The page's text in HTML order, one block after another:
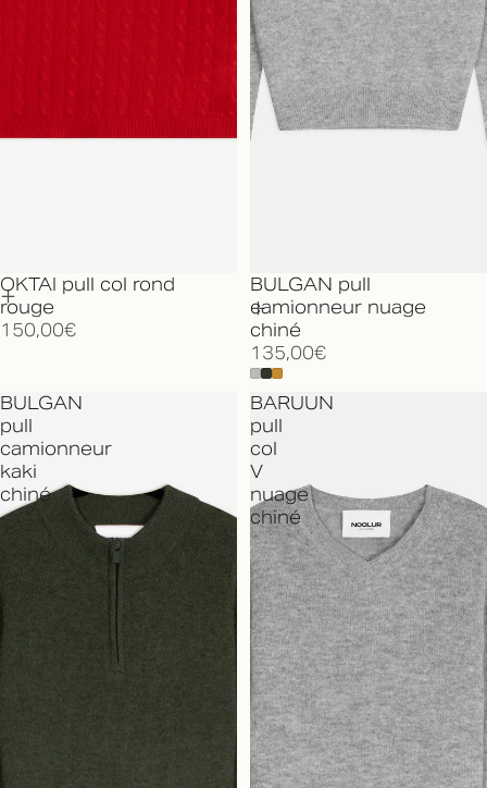
OKTAI pull col rond
rouge
150,00€
BULGAN pull
camionneur nuage
chiné
135,00€
BULGAN
pull
camionneur
kaki
chiné
BARUUN
pull
col
V
nuage
chiné